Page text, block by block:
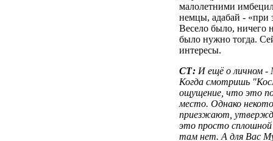
малолетними
немцы, адабай - «при
Весело было, ничего
было нужно тогда.
интересы.
СТ: И ещё о личном -
Когда смотришь
ощущение, что это
место. Однако
приезжают,
это просто сплошной
там нет. А для Вас